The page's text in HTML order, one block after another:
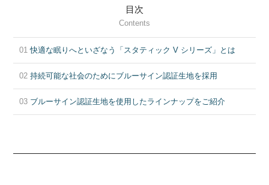
目次
Contents
01 快適な眠りへといざなう「スタティック V シリーズ」とは
02 持続可能な社会のためにブルーサイン認証生地を採用
03 ブルーサイン認証生地を使用したラインナップをご紹介